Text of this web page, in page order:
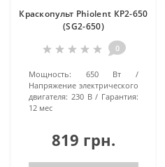
Краскопульт Phiolent КР2-650
(SG2-650)
0
Мощность:
650 Вт
Напряжение электрического
двигателя: 230 В
Гарантия:
12 мес
819 грн.